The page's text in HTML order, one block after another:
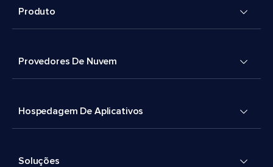
Produto
Provedores De Nuvem
Hospedagem De Aplicativos
Soluções